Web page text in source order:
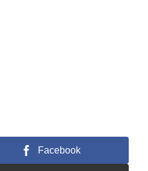
Facebook